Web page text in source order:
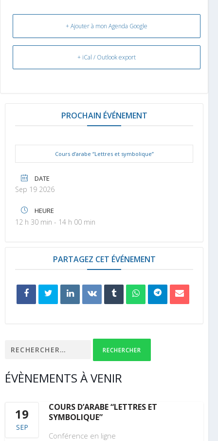
+ Ajouter à mon Agenda Google
+ iCal / Outlook export
PROCHAIN ÉVÉNEMENT
Cours d’arabe “Lettres et symbolique”
DATE
Sep 19 2026
HEURE
12 h 30 min - 14 h 00 min
PARTAGEZ CET ÉVÉNEMENT
ÉVÈNEMENTS À VENIR
19
SEP
COURS D’ARABE “LETTRES ET
SYMBOLIQUE”
Conférence en ligne